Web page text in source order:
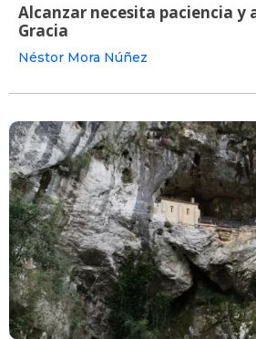
Alcanzar necesita paciencia y
Gracia
Néstor Mora Núñez